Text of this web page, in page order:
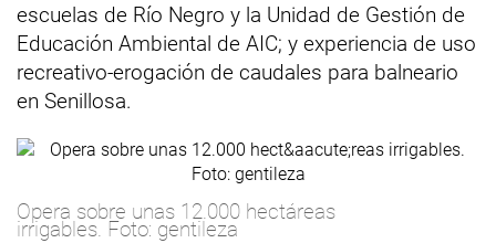
escuelas de Río Negro y la Unidad de Gestión de
Educación Ambiental de AIC; y experiencia de uso
recreativo-erogación de caudales para balneario
en Senillosa.
Opera sobre unas 12.000 hectáreas
irrigables. Foto: gentileza